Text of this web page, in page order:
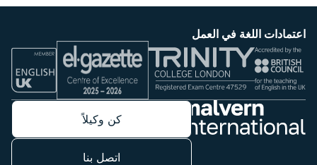
اعتمادات اللغة في العمل
كن وكيلاً
اتصل بنا